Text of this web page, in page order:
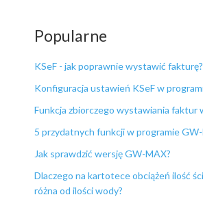
Popularne
KSeF - jak poprawnie wystawić fakturę?
Konfiguracja ustawień KSeF w
Funkcja zbiorczego wystawiania faktur
5 przydatnych funkcji w programie
Jak sprawdzić wersję GW-MAX?
Dlaczego na kartotece obciążeń ilość
różna od ilości wody?